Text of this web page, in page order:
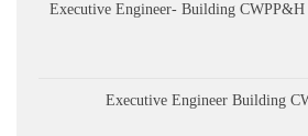
Executive Engineer- Building
Executive Engineer Building